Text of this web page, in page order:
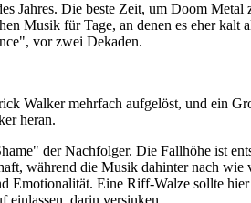
Jahres. Die beste Zeit, um Doom
Musik für Tage, an denen es eher kalt
vor zwei Dekaden.
Walker mehrfach aufgelöst, und ein
heran.
der Nachfolger. Die Fallhöhe ist
während die Musik dahinter nach
Emotionalität. Eine Riff-Walze sollte
einlassen, darin versinken.